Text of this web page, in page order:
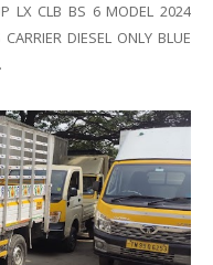
LX CLB BS 6 MODEL 2024
DIESEL ONLY BLUE